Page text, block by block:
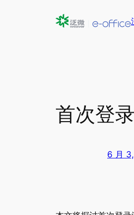
首次登
6 月